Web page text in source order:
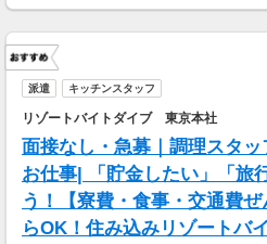
派遣 キッチンスタッフ
リゾートバイトダイブ 東京本社
面接なし・急募｜調理スタ
お仕事| 「貯金したい」「旅
う！【寮費・食事・交通費
らOK！住み込みリゾートバ